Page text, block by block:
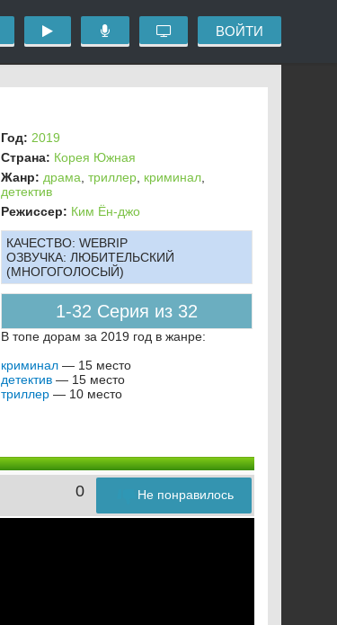
ВОЙТИ
Год: 2019
Страна: Корея Южная
Жанр: драма триллер, криминал,
детектив
Режиссер: Ким Ён-джо
КАЧЕСТВО: WEBRIP
ОЗВУЧКА: ЛЮБИТЕЛЬСКИЙ
(МНОГОГОЛОСЫЙ)
1-32 Серия из 32
В топе дорам за 2019 год в жанре:
криминал— 15 место
детектив— 15 место
триллер— 10 место
0 Не понравилось